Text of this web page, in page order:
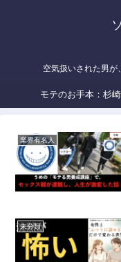
空気扱いされた男
モテのお手本：杉
業界有名人
未分類